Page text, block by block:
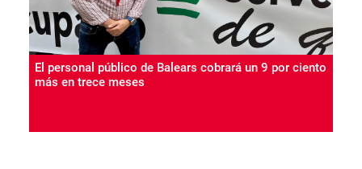
El personal público de Balears cobrará un 9 por ciento
más en trece meses